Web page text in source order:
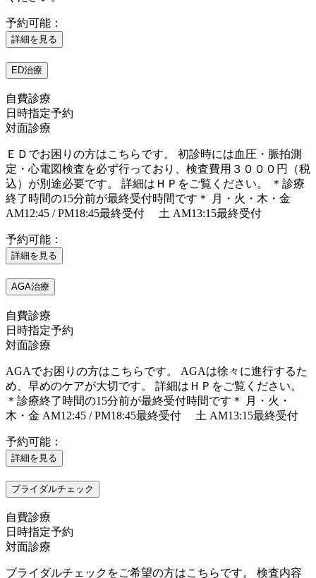
予約可能：
詳細を見る
ED治療
自費診療
日時指定予約
対面診療
ＥＤでお困りの方はこちらです。 初診時には血圧・脈拍測
定・心電図検査を必ず行っており、検査費用３０００円（税
込）が別途必要です。 詳細はＨＰをご覧ください。 ＊診療
終了時間の15分前が最終受付時間です＊ 月・火・木・金
AM12:45 / PM18:45最終受付 土 AM13:15最終受付
予約可能：
詳細を見る
AGA治療
自費診療
日時指定予約
対面診療
AGAでお困りの方はこちらです。 AGAは徐々に進行するた
め、早めのケアが大切です。 詳細はＨＰをご覧ください。
＊診療終了時間の15分前が最終受付時間です＊ 月・火・
木・金 AM12:45 / PM18:45最終受付 土 AM13:15最終受付
予約可能：
詳細を見る
ブライダルチェック
自費診療
日時指定予約
対面診療
ブライダルチェックをご希望の方はこちらです。 検査内容